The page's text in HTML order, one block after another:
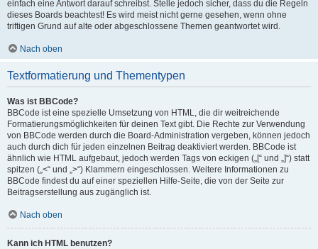
einfach eine Antwort darauf schreibst. Stelle jedoch sicher, dass du die Regeln
dieses Boards beachtest! Es wird meist nicht gerne gesehen, wenn ohne
triftigen Grund auf alte oder abgeschlossene Themen geantwortet wird.
Nach oben
Textformatierung und Thementypen
Was ist BBCode?
BBCode ist eine spezielle Umsetzung von HTML, die dir weitreichende
Formatierungsmöglichkeiten für deinen Text gibt. Die Rechte zur Verwendung
von BBCode werden durch die Board-Administration vergeben, können jedoch
auch durch dich für jeden einzelnen Beitrag deaktiviert werden. BBCode ist
ähnlich wie HTML aufgebaut, jedoch werden Tags von eckigen („[“ und „]“) statt
spitzen („<“ und „>“) Klammern eingeschlossen. Weitere Informationen zu
BBCode findest du auf einer speziellen Hilfe-Seite, die von der Seite zur
Beitragserstellung aus zugänglich ist.
Nach oben
Kann ich HTML benutzen?